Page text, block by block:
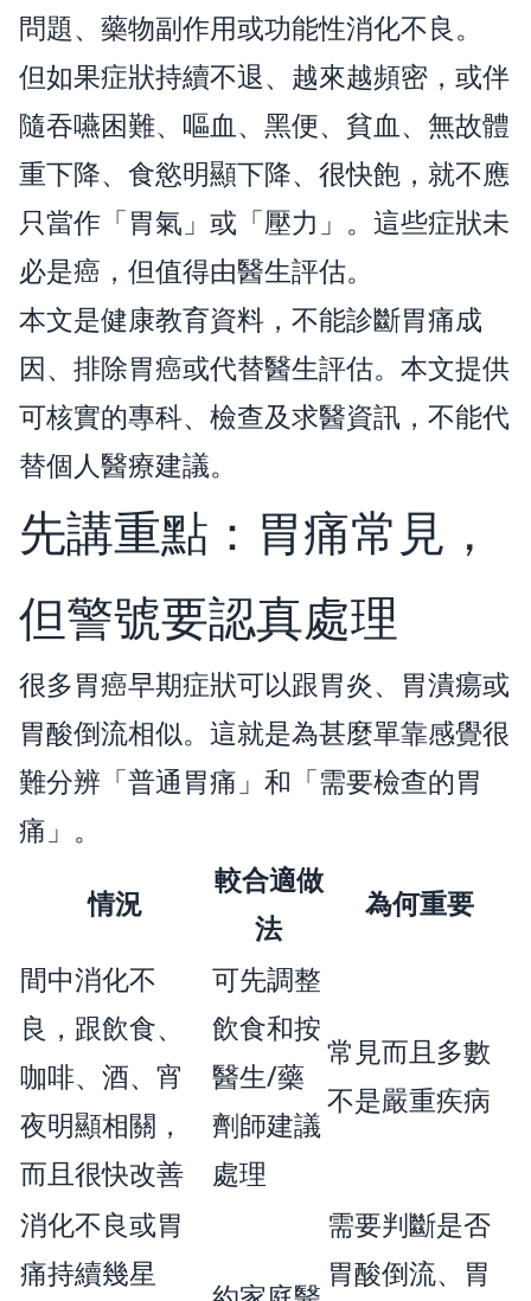
問題、藥物副作用或功能性消化不良。
但如果症狀持續不退、越來越頻密，或伴
隨吞嚥困難、嘔血、黑便、貧血、無故體
重下降、食慾明顯下降、很快飽，就不應
只當作「胃氣」或「壓力」。這些症狀未
必是癌，但值得由醫生評估。
本文是健康教育資料，不能診斷胃痛成
因、排除胃癌或代替醫生評估。本文提供
可核實的專科、檢查及求醫資訊，不能代
替個人醫療建議。
先講重點：胃痛常見，
但警號要認真處理
很多胃癌早期症狀可以跟胃炎、胃潰瘍或
胃酸倒流相似。這就是為甚麼單靠感覺很
難分辨「普通胃痛」和「需要檢查的胃
痛」。
情況
較合適做
法
為何重要
間中消化不
良，跟飲食、
咖啡、酒、宵
夜明顯相關，
而且很快改善
可先調整
飲食和按
醫生/藥
劑師建議
處理
常見而且多數
不是嚴重疾病
消化不良或胃
痛持續幾星
需要判斷是否
胃酸倒流、胃